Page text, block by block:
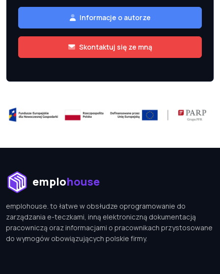
Informacje o autorze
Skontaktuj się ze mną
emplohouse
emplohouse. to łatwe w obsłudze oprogramowanie do
zarządzania e-teczkami, inną elektroniczną dokumentacją
pracowniczą oraz informacjami o pracownikach przystosowane
do wymogów obowiązujących polskie firmy.